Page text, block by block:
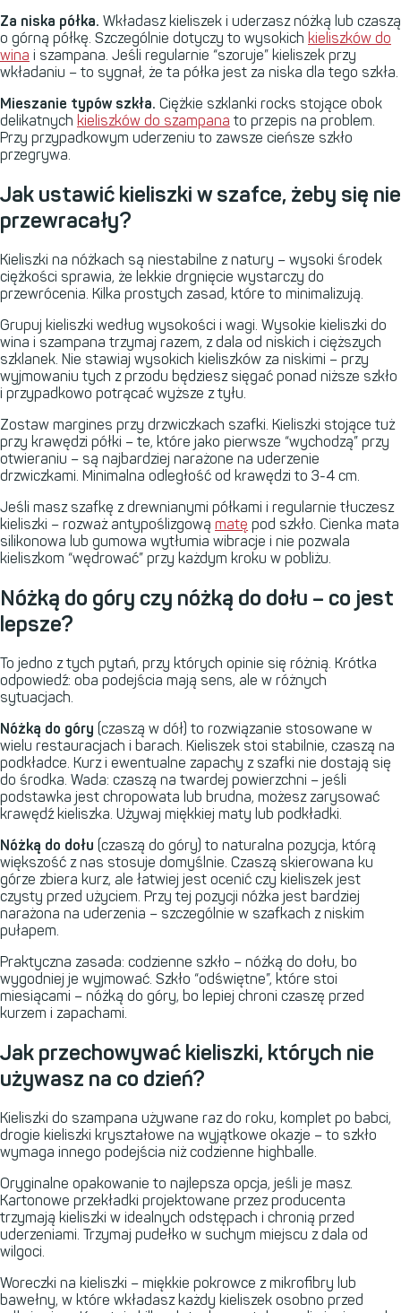
Za niska półka. Wkładasz kieliszek i uderzasz nóżką lub czaszą
o górną półkę. Szczególnie dotyczy to wysokich kieliszków do
wina i szampana. Jeśli regularnie “szoruje” kieliszek przy
wkładaniu – to sygnał, że ta półka jest za niska dla tego szkła.
Mieszanie typów szkła. Ciężkie szklanki rocks stojące obok
delikatnych kieliszków do szampana to przepis na problem.
Przy przypadkowym uderzeniu to zawsze cieńsze szkło
przegrywa.
Jak ustawić kieliszki w szafce, żeby się nie
przewracały?
Kieliszki na nóżkach są niestabilne z natury – wysoki środek
ciężkości sprawia, że lekkie drgnięcie wystarczy do
przewrócenia. Kilka prostych zasad, które to minimalizują.
Grupuj kieliszki według wysokości i wagi. Wysokie kieliszki do
wina i szampana trzymaj razem, z dala od niskich i cięższych
szklanek. Nie stawiaj wysokich kieliszków za niskimi – przy
wyjmowaniu tych z przodu będziesz sięgać ponad niższe szkło
i przypadkowo potrącać wyższe z tyłu.
Zostaw margines przy drzwiczkach szafki. Kieliszki stojące tuż
przy krawędzi półki – te, które jako pierwsze “wychodzą” przy
otwieraniu – są najbardziej narażone na uderzenie
drzwiczkami. Minimalna odległość od krawędzi to 3-4 cm.
Jeśli masz szafkę z drewnianymi półkami i regularnie tłuczesz
kieliszki – rozważ antypoślizgową matę pod szkło. Cienka mata
silikonowa lub gumowa wytłumia wibracje i nie pozwala
kieliszkom “wędrować” przy każdym kroku w pobliżu.
Nóżką do góry czy nóżką do dołu – co jest
lepsze?
To jedno z tych pytań, przy których opinie się różnią. Krótka
odpowiedź: oba podejścia mają sens, ale w różnych
sytuacjach.
Nóżką do góry (czaszą w dół) to rozwiązanie stosowane w
wielu restauracjach i barach. Kieliszek stoi stabilnie, czaszą na
podkładce. Kurz i ewentualne zapachy z szafki nie dostają się
do środka. Wada: czaszą na twardej powierzchni – jeśli
podstawka jest chropowata lub brudna, możesz zarysować
krawędź kieliszka. Używaj miękkiej maty lub podkładki.
Nóżką do dołu (czaszą do góry) to naturalna pozycja, którą
większość z nas stosuje domyślnie. Czaszą skierowana ku
górze zbiera kurz, ale łatwiej jest ocenić czy kieliszek jest
czysty przed użyciem. Przy tej pozycji nóżka jest bardziej
narażona na uderzenia – szczególnie w szafkach z niskim
pułapem.
Praktyczna zasada: codzienne szkło – nóżką do dołu, bo
wygodniej je wyjmować. Szkło “odświętne”, które stoi
miesiącami – nóżką do góry, bo lepiej chroni czaszę przed
kurzem i zapachami.
Jak przechowywać kieliszki, których nie
używasz na co dzień?
Kieliszki do szampana używane raz do roku, komplet po babci,
drogie kieliszki kryształowe na wyjątkowe okazje – to szkło
wymaga innego podejścia niż codzienne highballe.
Oryginalne opakowanie to najlepsza opcja, jeśli je masz.
Kartonowe przekładki projektowane przez producenta
trzymają kieliszki w idealnych odstępach i chronią przed
uderzeniami. Trzymaj pudełko w suchym miejscu z dala od
wilgoci.
Woreczki na kieliszki – miękkie pokrowce z mikrofibry lub
bawełny, w które wkładasz każdy kieliszek osobno przed